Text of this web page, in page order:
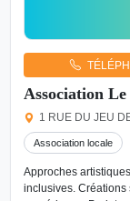
Association
1 RUE DU JEU
Association locale
Approches
inclusives.